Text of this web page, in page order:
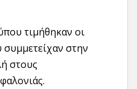
τιμήθηκαν οι
συμμετείχαν στην
στους